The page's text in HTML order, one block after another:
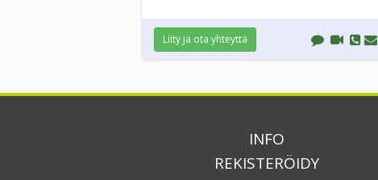
Liity ja ota yhteyttä
INFO
REKISTERÖIDY